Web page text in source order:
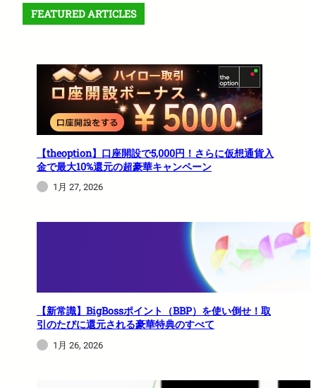
FEATURED ARTICLES
【theoption】口座開設で5,000円！さらに仮想通貨入
金で最大10%還元の超豪華キャンペーン
1月 27, 2026
【新常識】BigBossポイント（BBP）を使い倒せ！取
引のたびに還元される豪華特典のすべて
1月 26, 2026